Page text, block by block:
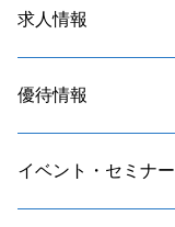
求人情報
優待情報
イベント・セミナー